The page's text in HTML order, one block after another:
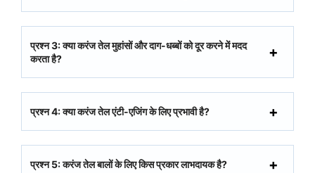
प्रश्न 3: क्या करंज तेल मुहांसों और दाग-धब्बों को दूर करने में मदद
करता है?
प्रश्न 4: क्या करंज तेल एंटी-एजिंग के लिए प्रभावी है?
प्रश्न 5: करंज तेल बालों के लिए किस प्रकार लाभदायक है?